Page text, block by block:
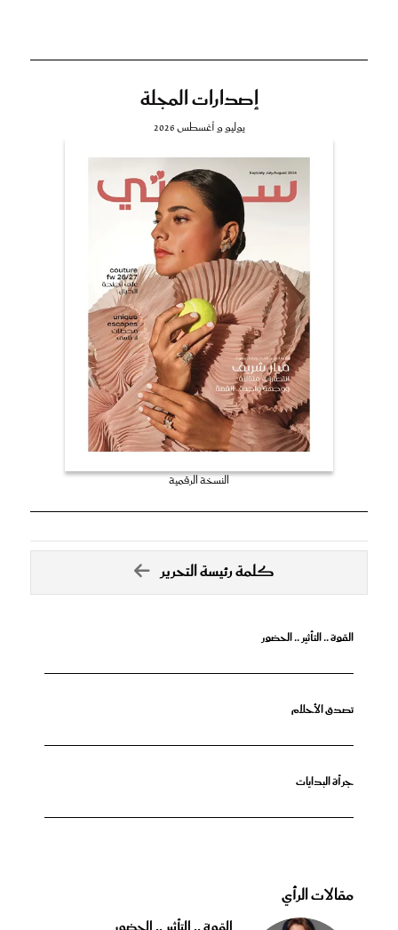
إصدارات المجلة
يوليو و أغسطس 2026
النسخة الرقمية
كلمة رئيسة التحرير
القوة .. التأثير .. الحضور
تصدق الأحلام
جرأة البدايات
مقالات الرأي